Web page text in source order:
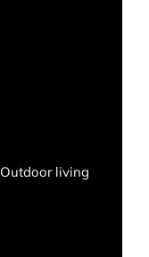
Outdoor living